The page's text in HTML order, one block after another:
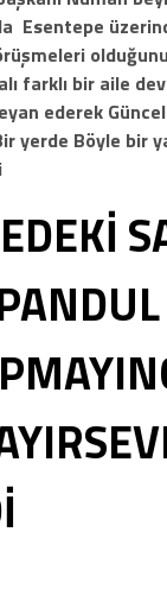
Esentepe
farklı bir aile
ederek
yerde Böyle bir